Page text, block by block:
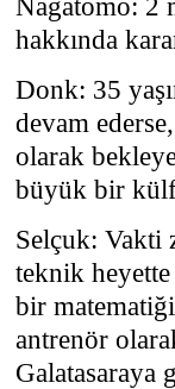
hakkında
Donk: 35
devam
olarak
büyük bir
Selçuk: Vakti
teknik
bir
antrenör
Galatasaraya